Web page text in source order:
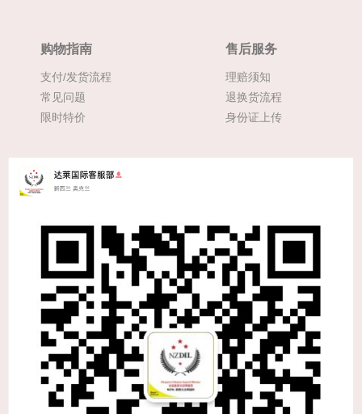
购物指南
支付/发货流程
常见问题
限时特价
售后服务
理赔须知
退换货流程
身份证上传